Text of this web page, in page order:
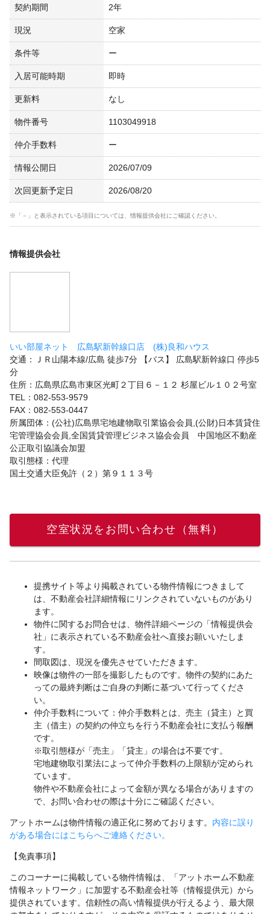
契約期間 2年
現況 空家
条件等 ー
入居可能時期 即時
更新料 なし
物件番号 1103049918
仲介手数料 ー
情報公開日 2026/07/09
次回更新予定日 2026/08/20
※「－」と表示されている項目については、情報提供会社にご確認ください。
情報提供会社
いい部屋ネット 広島駅新幹線口店 (株)良和ハウス
交通：ＪＲ山陽本線/広島 徒歩7分 【バス】 広島駅新幹線口 停歩5
分
住所：広島県広島市東区光町２丁目６－１２ 杉屋ビル１０２号室
TEL：082-553-9579
FAX：082-553-0447
所属団体：(公社)広島県宅地建物取引業協会会員,(公財)日本賃貸住
宅管理協会会員,全国賃貸管理ビジネス協会会員 中国地区不動産
公正取引協議会加盟
取引態様：代理
国土交通大臣免許（２）第９１１３号
空室状況をお問い合わせ（無料）
提携サイト等より掲載されている物件情報につきまして
は、不動産会社詳細情報にリンクされていないものがあり
ます。
物件に関するお問合せは、物件詳細ページの「情報提供会
社」に表示されている不動産会社へ直接お願いいたしま
す。
間取図は、現況を優先させていただきます。
映像は物件の一部を撮影したものです。物件の契約にあた
っての最終判断はご自身の判断に基づいて行ってくださ
い。
仲介手数料について：仲介手数料とは、売主（貸主）と買
主（借主）の契約の仲立ちを行う不動産会社に支払う報酬
です。
※取引態様が「売主」「貸主」の場合は不要です。
宅地建物取引業法によって仲介手数料の上限額が定められ
ています。
物件や不動産会社によって金額が異なる場合がありますの
で、お問い合わせの際は十分にご確認ください。
アットホームは物件情報の適正化に努めております。 内容に誤り
がある場合にはこちらへご連絡ください。
【免責事項】
このコーナーに掲載している物件情報は、「アットホーム不動産
情報ネットワーク」に加盟する不動産会社等（情報提供元）から
提供されています。信頼性の高い情報提供が行えるよう、最大限